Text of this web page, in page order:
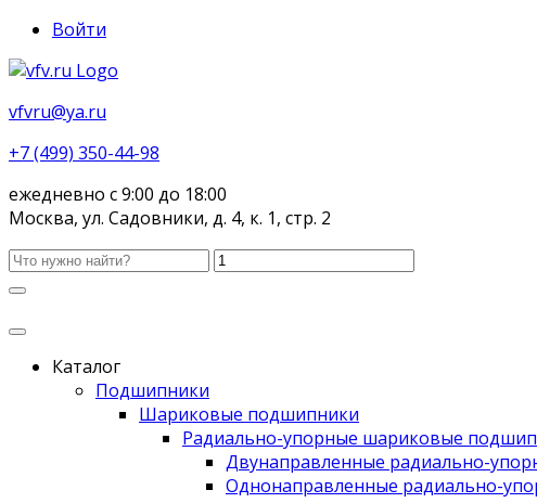
Войти
vfvru@ya.ru
+7 (499) 350-44-98
ежедневно с 9:00 до 18:00
Москва, ул. Садовники, д. 4, к. 1, стр. 2
Каталог
Подшипники
Шариковые подшипники
Радиально-упорные шариковые
Двунаправленные радиально-
Однонаправленные радиально-